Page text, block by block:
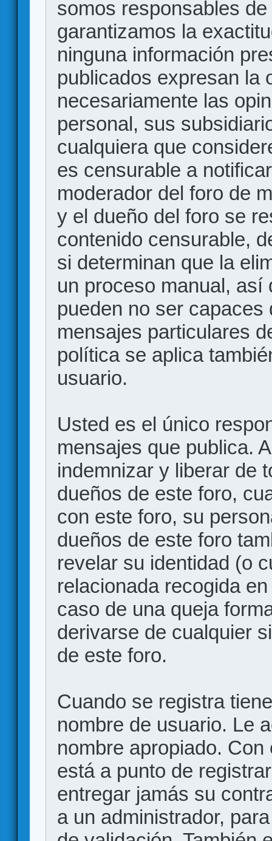
somos responsables
garantizamos la
ninguna información
publicados expresan la
necesariamente las
personal, sus
cualquiera que
es censurable a
moderador del foro de
y el dueño del foro se
contenido censurable,
si determinan que la
un proceso manual, así
pueden no ser
mensajes particulares
política se aplica
usuario.
Usted es el único
mensajes que publica.
indemnizar y liberar de
dueños de este foro,
con este foro, su
dueños de este foro
revelar su identidad (o
relacionada recogida
caso de una queja
derivarse de cualquier
de este foro.
Cuando se registra
nombre de usuario. Le
nombre apropiado.
está a punto de
entregar jamás su
a un administrador,